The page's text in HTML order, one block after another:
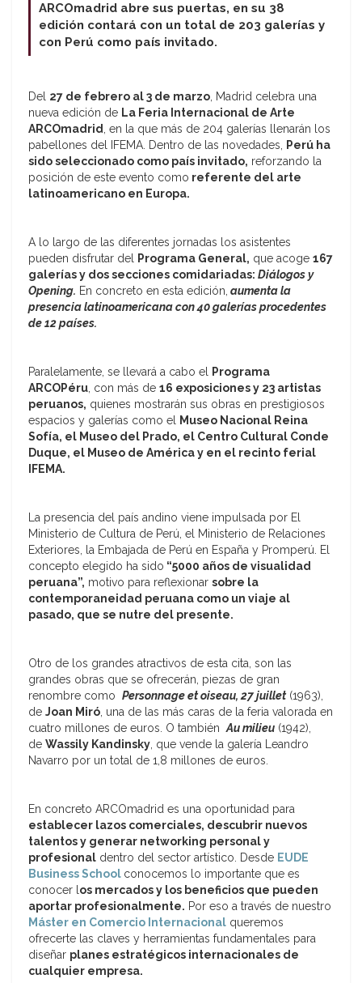
ARCOmadrid abre sus puertas, en su 38
edición contará con un total de 203 galerías y
con Perú como país invitado.
Del 27 de febrero al 3 de marzo, Madrid celebra una
nueva edición de La Feria Internacional de Arte
ARCOmadrid, en la que más de 204 galerías llenarán los
pabellones del IFEMA. Dentro de las novedades, Perú ha
sido seleccionado como país invitado, reforzando la
posición de este evento como referente del arte
latinoamericano en Europa.
A lo largo de las diferentes jornadas los asistentes
pueden disfrutar del Programa General, que acoge 167
galerías y dos secciones comidariadas: Diálogos y
Opening. En concreto en esta edición, aumenta la
presencia latinoamericana con 40 galerías procedentes
de 12 países.
Paralelamente, se llevará a cabo el Programa
ARCOPéru, con más de 16 exposiciones y 23 artistas
peruanos, quienes mostrarán sus obras en prestigiosos
espacios y galerías como el Museo Nacional Reina
Sofía, el Museo del Prado, el Centro Cultural Conde
Duque, el Museo de América y en el recinto ferial
IFEMA.
La presencia del país andino viene impulsada por El
Ministerio de Cultura de Perú, el Ministerio de Relaciones
Exteriores, la Embajada de Perú en España y Promperú. El
concepto elegido ha sido “5000 años de visualidad
peruana”, motivo para reflexionar sobre la
contemporaneidad peruana como un viaje al
pasado, que se nutre del presente.
Otro de los grandes atractivos de esta cita, son las
grandes obras que se ofrecerán, piezas de gran
renombre como Personnage et oiseau, 27 juillet(1963),
de Joan Miró, una de las más caras de la feria valorada en
cuatro millones de euros. O tambiénAu milieu (1942),
de Wassily Kandinsky, que vende la galería Leandro
Navarro por un total de 1,8 millones de euros.
En concreto ARCOmadrid es una oportunidad para
establecer lazos comerciales, descubrir nuevos
talentos y generar networking personal y
profesional dentro del sector artístico. Desde EUDE
Business School conocemos lo importante que es
conocer los mercados y los beneficios que pueden
aportar profesionalmente. Por eso a través de nuestro
Máster en Comercio Internacional queremos
ofrecerte las claves y herramientas fundamentales para
diseñar planes estratégicos internacionales de
cualquier empresa.